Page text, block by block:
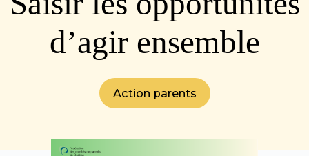
d’agir ensemble
Action parents